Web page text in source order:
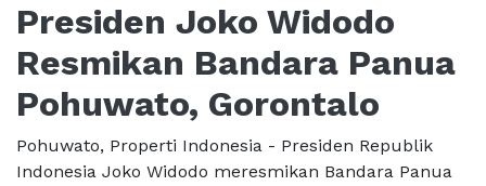
Presiden Joko Widodo
Resmikan Bandara Panua
Pohuwato, Gorontalo
Pohuwato, Properti Indonesia - Presiden Republik
Indonesia Joko Widodo meresmikan Bandara Panua